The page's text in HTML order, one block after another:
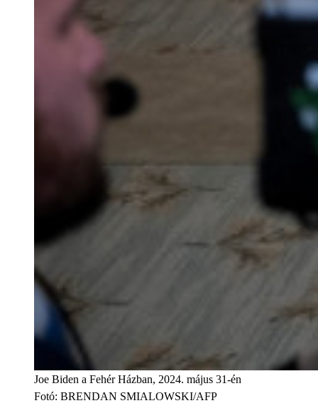
Joe Biden a Fehér Házban, 2024. május 31-én
Fotó: BRENDAN SMIALOWSKI/AFP